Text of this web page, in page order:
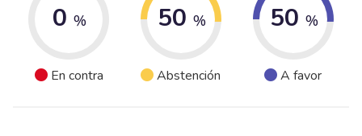
0 %
En contra
50 %
Abstención
50 %
A favor